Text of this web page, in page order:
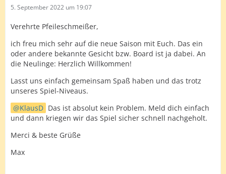
5. September 2022 um 19:07
Verehrte Pfeileschmeißer,
ich freu mich sehr auf die neue Saison mit Euch. Das ein
oder andere bekannte Gesicht bzw. Board ist ja dabei. An
die Neulinge: Herzlich Willkommen!
Lasst uns einfach gemeinsam Spaß haben und das trotz
unseres Spiel-Niveaus.
KlausD Das ist absolut kein Problem. Meld dich einfach
und dann kriegen wir das Spiel sicher schnell nachgeholt.
Merci & beste Grüße
Max